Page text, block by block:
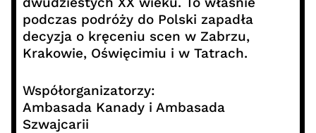
podczas podróży do Polski zapadła
decyzja o kręceniu scen w Zabrzu,
Krakowie, Oświęcimiu i w Tatrach.
Współorganizatorzy:
Ambasada Kanady i Ambasada
Szwajcarii